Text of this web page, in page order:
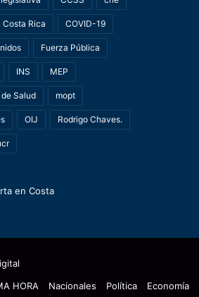
Costa Rica COVID-19
Fuerza Pública
INS MEP
Salud mopt
OIJ Rodrigo Chaves.
en Costa
HORA
Nacionales Política Economía